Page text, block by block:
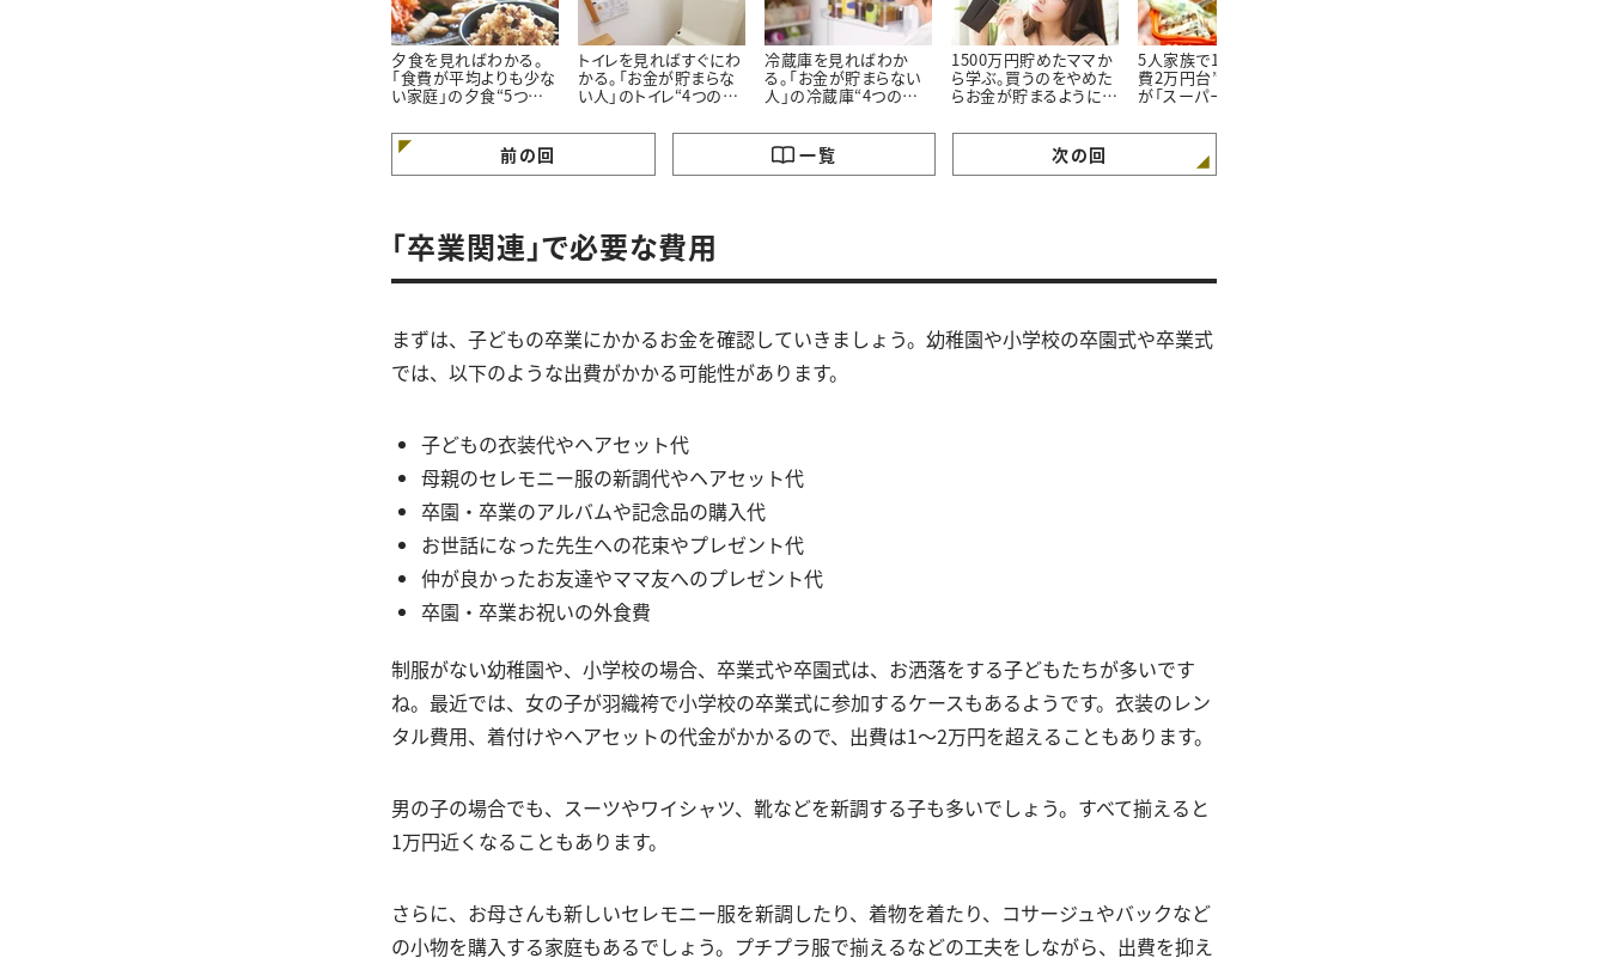
夕食を見ればわかる。
「食費が平均よりも少な
い家庭」の夕食“5つの
トイレを見ればすぐにわ
かる。「お金が貯まらな
い人」のトイレ“4つの特
冷蔵庫を見ればわか
る。「お金が貯まらない
人」の冷蔵庫“4つの特
1500万円貯めたママか
ら学ぶ。買うのをやめた
らお金が貯まるようにな
5人家族で1か月の“食
費2万円台”。そんな私
が「スーパーで買わない
前の回 一覧 次の回
「卒業関連」で必要な費用
まずは、子どもの卒業にかかるお金を確認していきましょう。幼稚園や小学校の卒園式や卒業式
では、以下のような出費がかかる可能性があります。
子どもの衣装代やヘアセット代
母親のセレモニー服の新調代やヘアセット代
卒園・卒業のアルバムや記念品の購入代
お世話になった先生への花束やプレゼント代
仲が良かったお友達やママ友へのプレゼント代
卒園・卒業お祝いの外食費
制服がない幼稚園や、小学校の場合、卒業式や卒園式は、お洒落をする子どもたちが多いです
ね。最近では、女の子が羽織袴で小学校の卒業式に参加するケースもあるようです。衣装のレン
タル費用、着付けやヘアセットの代金がかかるので、出費は1〜2万円を超えることもあります。
男の子の場合でも、スーツやワイシャツ、靴などを新調する子も多いでしょう。すべて揃えると
1万円近くなることもあります。
さらに、お母さんも新しいセレモニー服を新調したり、着物を着たり、コサージュやバックなど
の小物を購入する家庭もあるでしょう。プチプラ服で揃えるなどの工夫をしながら、出費を抑え